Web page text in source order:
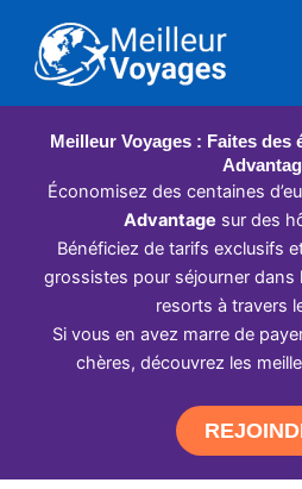
contenu
Meilleur Voyages : Faites des
Économisez des centaines
Advantage sur des
Bénéficiez de tarifs exclusifs
grossistes pour séjourner dans
resorts à travers
Si vous en avez marre de
chères, découvrez les